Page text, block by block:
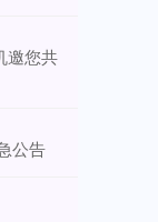
邀您共
公告